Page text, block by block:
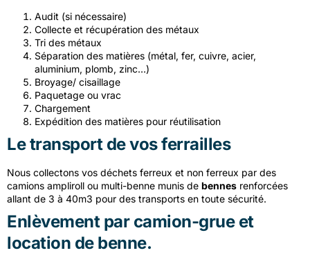
Audit (si nécessaire)
Collecte et récupération des métaux
Tri des métaux
Séparation des matières (métal, fer, cuivre, acier,
aluminium, plomb, zinc…)
Broyage/ cisaillage
Paquetage ou vrac
Chargement
Expédition des matières pour réutilisation
Le transport de vos ferrailles
Nous collectons vos déchets ferreux et non ferreux par des
camions ampliroll ou multi-benne munis de bennes renforcées
allant de 3 à 40m3 pour des transports en toute sécurité.
Enlèvement par camion-grue et
location de benne.